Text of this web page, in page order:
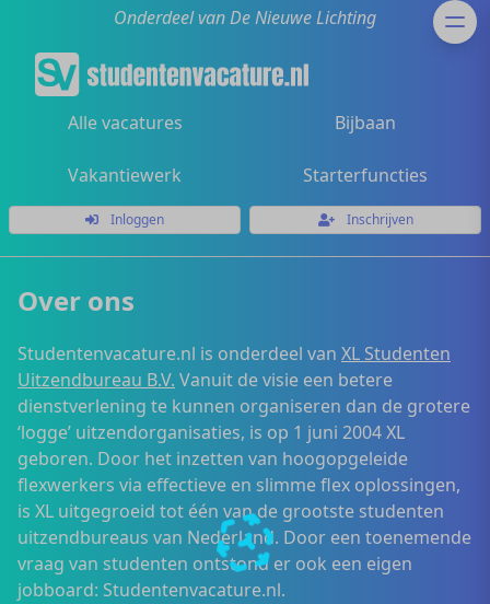
Onderdeel van De Nieuwe Lichting
Alle vacatures Bijbaan
Vakantiewerk Starterfuncties
Inloggen Inschrijven
Over ons
Studentenvacature.nl is onderdeel van XL Studenten
Uitzendbureau B.V. Vanuit de visie een betere
dienstverlening te kunnen organiseren dan de grotere
‘logge’ uitzendorganisaties, is op 1 juni 2004 XL
geboren. Door het inzetten van hoogopgeleide
flexwerkers via effectieve en slimme flex oplossingen,
is XL uitgegroeid tot één van de grootste studenten
uitzendbureaus van Nederland. Door een toenemende
vraag van studenten ontstond er ook een eigen
jobboard: Studentenvacature.nl.